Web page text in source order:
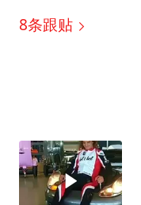
8条跟贴